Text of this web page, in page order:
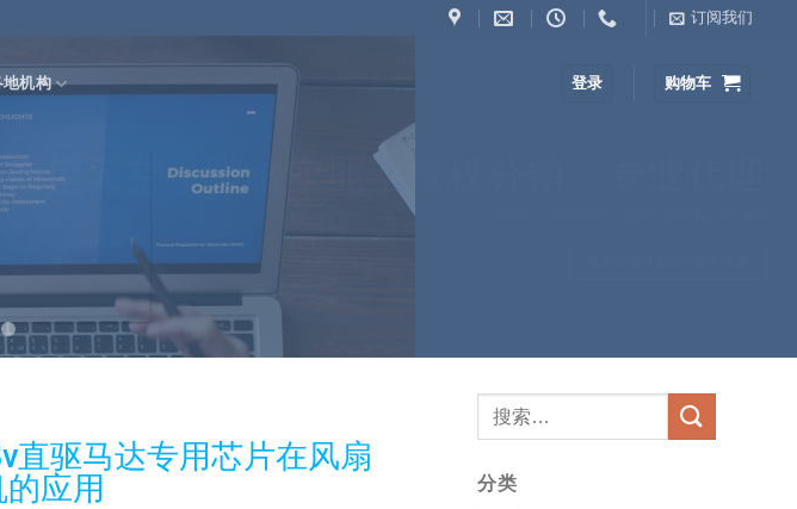
订阅我们
地机构 登录 购物车
仰望天空，脚踏实地，授权分销，专业代理
直驱马达专用芯片在风扇
应用
分类